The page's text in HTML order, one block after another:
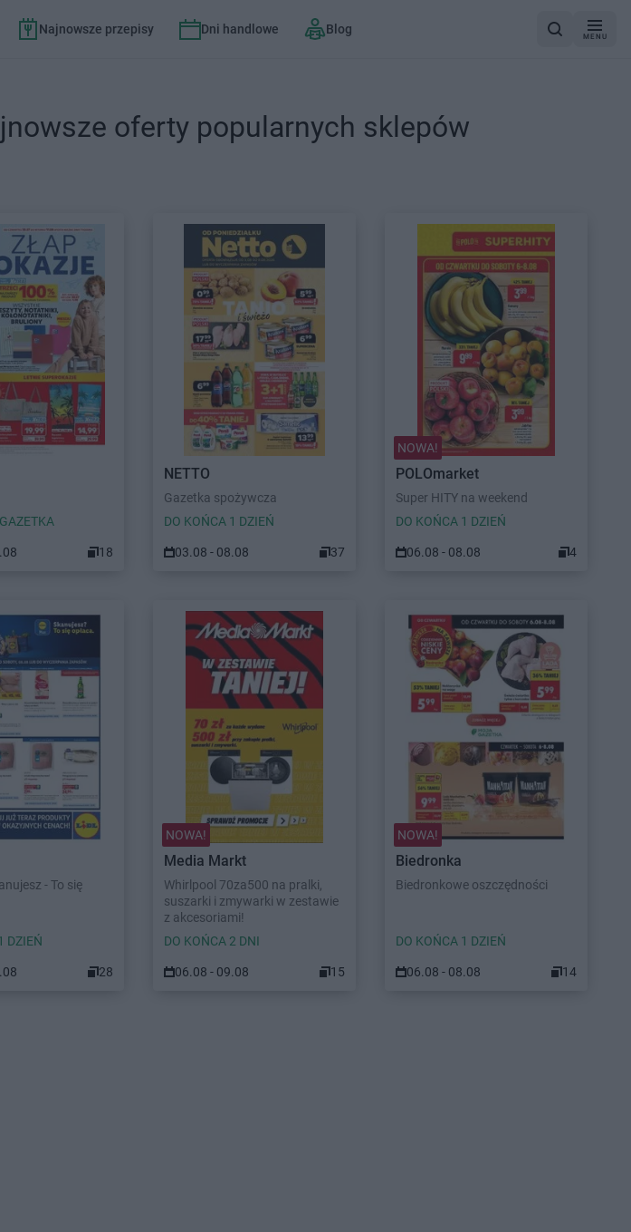
Najnowsze przepisy Dni handlowe Blog
MENU
oferty popularnych sklepów
18
NETTO
Gazetka spożywcza
DO KOŃCA 1 DZIEŃ
03.08 - 08.08 37
NOWA!
POLOmarket
Super HITY na weekend
DO KOŃCA 1 DZIEŃ
06.08 - 08.08 4
- To się
DZIEŃ
28
NOWA!
Media Markt
Whirlpool 70za500 na pralki,
suszarki i zmywarki w zestawie
z akcesoriami!
DO KOŃCA 2 DNI
06.08 - 09.08 15
NOWA!
Biedronka
Biedronkowe oszczędności
DO KOŃCA 1 DZIEŃ
06.08 - 08.08 14